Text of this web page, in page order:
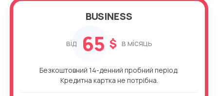
BUSINESS
від 65 $ в місяць
Безкоштовний 14-денний пробний період.
Кредитна картка не потрібна.